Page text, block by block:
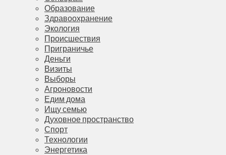
Образование
Здравоохранение
Экология
Происшествия
Приграничье
Деньги
Визиты
Выборы
Агроновости
Едим дома
Ищу семью
Духовное пространство
Спорт
Технологии
Энергетика